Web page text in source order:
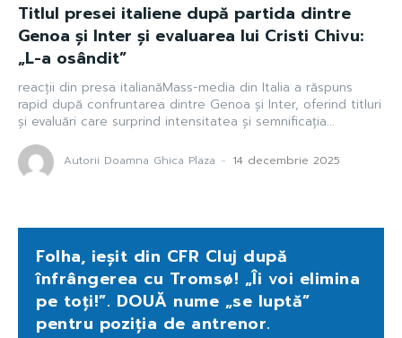
Titlul presei italiene după partida dintre
Genoa și Inter și evaluarea lui Cristi Chivu:
„L-a osândit”
reacții din presa italianăMass-media din Italia a răspuns
rapid după confruntarea dintre Genoa și Inter, oferind titluri
și evaluări care surprind intensitatea și semnificația...
Autorii Doamna Ghica Plaza - 14 decembrie 2025
Folha, ieșit din CFR Cluj după
înfrângerea cu Tromsø! „Îi voi elimina
pe toți!”. DOUĂ nume „se luptă”
pentru poziția de antrenor.